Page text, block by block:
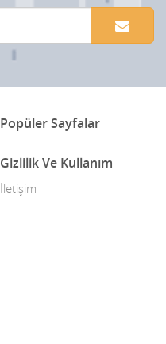
Popüler Sayfalar
Gizlilik Ve Kullanım
İletişim